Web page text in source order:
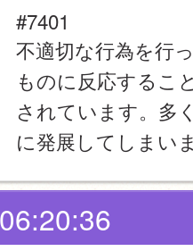
#7401
不適切な行為を行
ものに反応するこ
されています。多
に発展してしまい